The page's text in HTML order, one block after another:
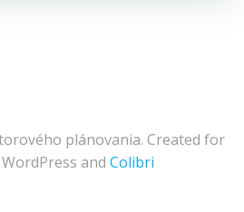
plánovania. Created for
and Colibri